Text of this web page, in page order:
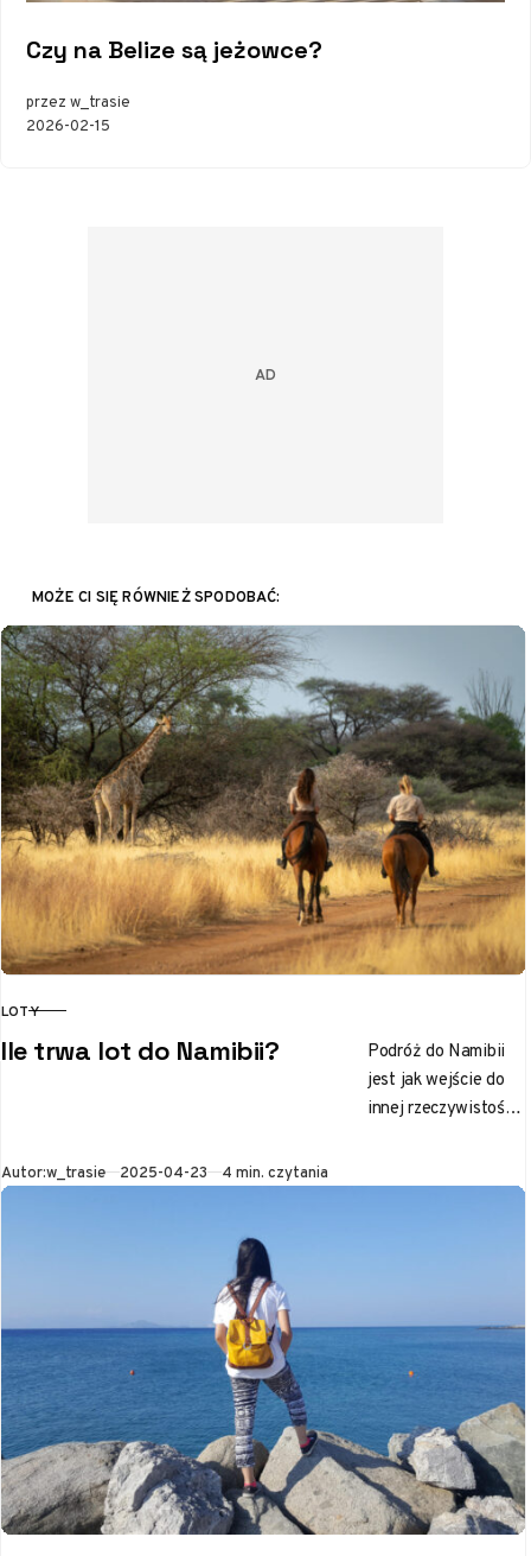
Czy na Belize są jeżowce?
przez w_trasie
2026-02-15
MOŻE CI SIĘ RÓWNIEŻ SPODOBAĆ:
KATEGORIA
LOTY
Ile trwa lot do Namibii?
Podróż do Namibii
jest jak wejście do
innej rzeczywistości,
słońca, a dzika
Autor:w_trasie Opublikowano
2025-04-23 4 min. czytania